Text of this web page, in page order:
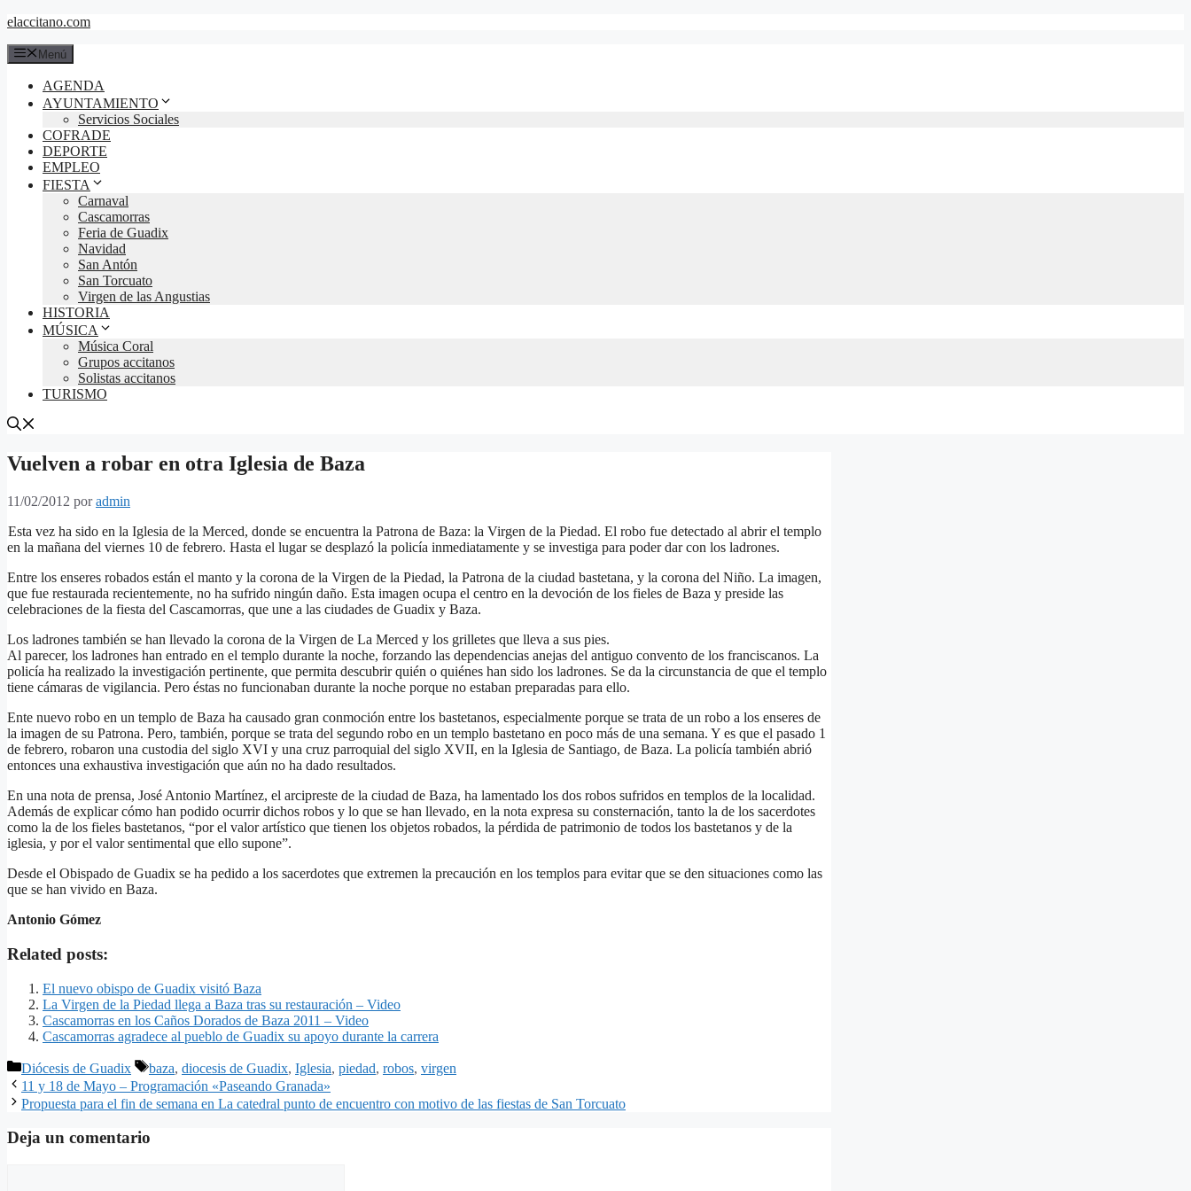
Saltar
contenido
elaccitano.com
Menú
AGENDA
AYUNTAMIENTO
Servicios Sociales
COFRADE
DEPORTE
EMPLEO
FIESTA
Carnaval
Cascamorras
Feria de Guadix
Navidad
San Antón
San Torcuato
Virgen de las Angustias
HISTORIA
MÚSICA
Música Coral
Grupos accitanos
Solistas accitanos
TURISMO
Vuelven a robar en otra Iglesia de Baza
11/02/2012 poradmin
Esta vez ha sido en la Iglesia de la Merced, donde se encuentra la Patrona de Baza: la Virgen de la Piedad. El robo fue detectado al abrir el templo
en la mañana del viernes 10 de febrero. Hasta el lugar se desplazó la policía inmediatamente y se investiga para poder dar con los ladrones.
Entre los enseres robados están el manto y la corona de la Virgen de la Piedad, la Patrona de la ciudad bastetana, y la corona del Niño. La imagen,
que fue restaurada recientemente, no ha sufrido ningún daño. Esta imagen ocupa el centro en la devoción de los fieles de Baza y preside las
celebraciones de la fiesta del Cascamorras, que une a las ciudades de Guadix y Baza.
Los ladrones también se han llevado la corona de la Virgen de La Merced y los grilletes que lleva a sus pies.
Al parecer, los ladrones han entrado en el templo durante la noche, forzando las dependencias anejas del antiguo convento de los franciscanos. La
policía ha realizado la investigación pertinente, que permita descubrir quién o quiénes han sido los ladrones. Se da la circunstancia de que el templo
tiene cámaras de vigilancia. Pero éstas no funcionaban durante la noche porque no estaban preparadas para ello.
Ente nuevo robo en un templo de Baza ha causado gran conmoción entre los bastetanos, especialmente porque se trata de un robo a los enseres de
la imagen de su Patrona. Pero, también, porque se trata del segundo robo en un templo bastetano en poco más de una semana. Y es que el pasado 1
de febrero, robaron una custodia del siglo XVI y una cruz parroquial del siglo XVII, en la Iglesia de Santiago, de Baza. La policía también abrió
entonces una exhaustiva investigación que aún no ha dado resultados.
En una nota de prensa, José Antonio Martínez, el arcipreste de la ciudad de Baza, ha lamentado los dos robos sufridos en templos de la localidad.
Además de explicar cómo han podido ocurrir dichos robos y lo que se han llevado, en la nota expresa su consternación, tanto la de los sacerdotes
como la de los fieles bastetanos, “por el valor artístico que tienen los objetos robados, la pérdida de patrimonio de todos los bastetanos y de la
iglesia, y por el valor sentimental que ello supone”.
Desde el Obispado de Guadix se ha pedido a los sacerdotes que extremen la precaución en los templos para evitar que se den situaciones como las
que se han vivido en Baza.
Antonio Gómez
Related posts:
El nuevo obispo de Guadix visitó Baza
La Virgen de la Piedad llega a Baza tras su restauración – Video
Cascamorras en los Caños Dorados de Baza 2011 – Video
Cascamorras agradece al pueblo de Guadix su apoyo durante la carrera
Categorías
Diócesis de Guadix Etiquetas
baza, diocesis de Guadix, Iglesia, piedad, robos, virgen
11 y 18 de Mayo – Programación «Paseando Granada»
Propuesta para el fin de semana en La catedral punto de encuentro con motivo de las fiestas de San Torcuato
Deja un comentario